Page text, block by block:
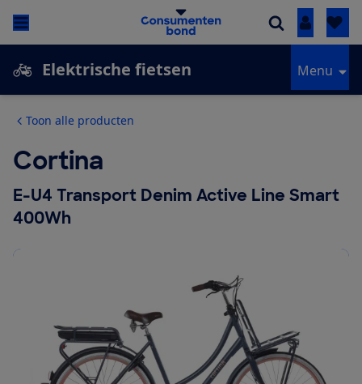
Inloggen
Elektrische fietsen Menu
Toon alle producten
Cortina
E-U4 Transport Denim Active Line Smart
400Wh